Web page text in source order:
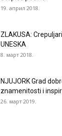
19. април 2018.
ZLAKUSA:
UNESKA
8. март 2018.
NJUJORK Grad
znamenitosti i
26. март 2019.